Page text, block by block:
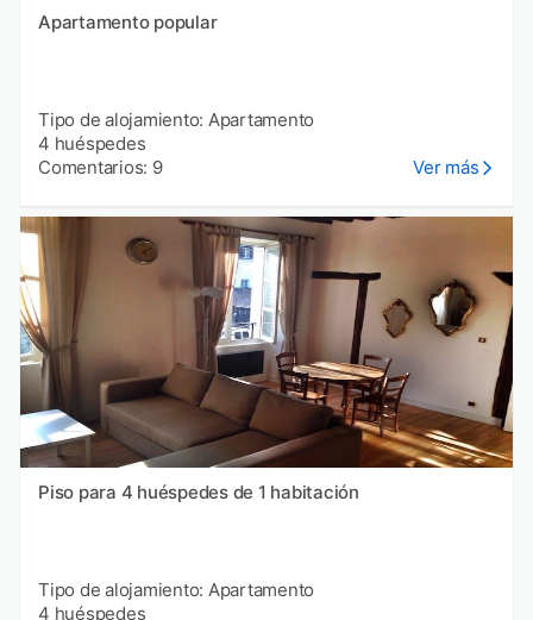
Apartamento popular
Tipo de alojamiento: Apartamento
4 huéspedes
Comentarios: 9
Ver más
Piso para 4 huéspedes de 1 habitación
Tipo de alojamiento: Apartamento
4 huéspedes